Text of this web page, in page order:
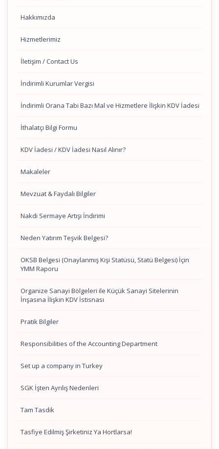
Hakkımızda
Hizmetlerimiz
İletişim / Contact Us
İndirimli Kurumlar Vergisi
İndirimli Orana Tabi Bazı Mal ve Hizmetlere İlişkin KDV İadesi
İthalatçı Bilgi Formu
KDV İadesi / KDV İadesi Nasıl Alınır?
Makaleler
Mevzuat & Faydalı Bilgiler
Nakdi Sermaye Artışı İndirimi
Neden Yatırım Teşvik Belgesi?
OKSB Belgesi (Onaylanmış Kişi Statüsü, Statü Belgesi) İçin
YMM Raporu
Organize Sanayi Bölgeleri ile Küçük Sanayi Sitelerinin
İnşasına İlişkin KDV İstisnası
Pratik Bilgiler
Responsibilities of the Accounting Department
Set up a company in Turkey
SGK İşten Ayrılış Nedenleri
Tam Tasdik
Tasfiye Edilmiş Şirketiniz Ya Hortlarsa!